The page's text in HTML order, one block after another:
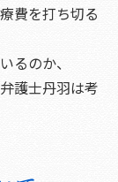
費を打ち切る
るのか、
護士丹羽は考